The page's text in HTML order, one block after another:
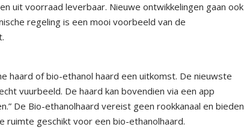
uit voorraad leverbaar. Nieuwe ontwikkelingen gaan ook
regeling is een mooi voorbeeld van de
haard of bio-ethanol haard een uitkomst. De nieuwste
vuurbeeld. De haard kan bovendien via een app
De Bio-ethanolhaard vereist geen rookkanaal en bieden
ruimte geschikt voor een bio-ethanolhaard.